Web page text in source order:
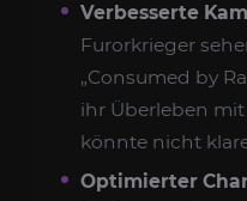
Verbesserte
Furorkrieger
„Consumed by
ihr Überleben mit
könnte nicht
Optimierter